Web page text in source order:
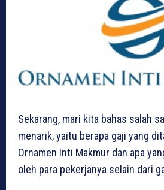
Sekarang, mari kita bahas salah
menarik, yaitu berapa gaji yang
Ornamen Inti Makmur dan apa
oleh para pekerjanya selain dari